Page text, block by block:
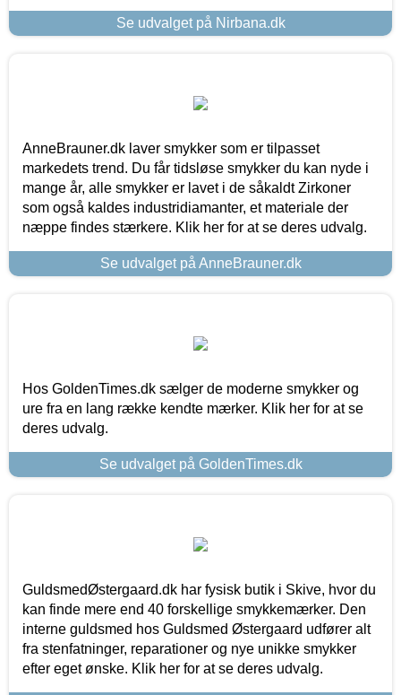
Se udvalget på Nirbana.dk
AnneBrauner.dk laver smykker som er tilpasset
markedets trend. Du får tidsløse smykker du kan nyde i
mange år, alle smykker er lavet i de såkaldt Zirkoner
som også kaldes industridiamanter, et materiale der
næppe findes stærkere. Klik her for at se deres udvalg.
Se udvalget på AnneBrauner.dk
Hos GoldenTimes.dk sælger de moderne smykker og
ure fra en lang række kendte mærker. Klik her for at se
deres udvalg.
Se udvalget på GoldenTimes.dk
GuldsmedØstergaard.dk har fysisk butik i Skive, hvor du
kan finde mere end 40 forskellige smykkemærker. Den
interne guldsmed hos Guldsmed Østergaard udfører alt
fra stenfatninger, reparationer og nye unikke smykker
efter eget ønske. Klik her for at se deres udvalg.